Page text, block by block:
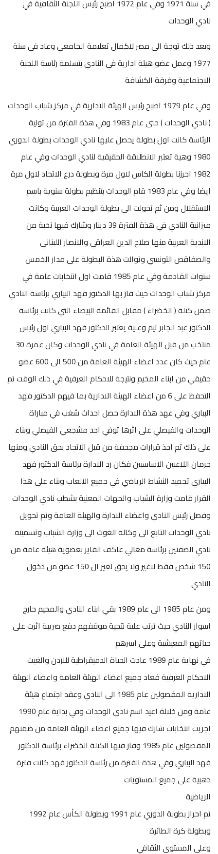
في سنة 1971 وفي عام 1972 اصبح رئيس اللجنة الثقافية في
نادي الوحدات
وبعد ذلك توجة الى مصر لاكمال تعليمة الجامعي وعاد في سنة
1977 وعمل عضو هيئة ادارية في النادي بتسلمة رئاسة اللجنة
الاجتماعية وفرقة الكشافة
وفي عام 1979 اصبح رئيس الهيئة الادارية في مركز شباب الوحدات
( نادي الوحدات ) حتى عام 1983 وفي هذة الفترة من تولية
الرئاسة كانت اول بطولة يحصل عليها نادي الوحدات بطولة الدوري
1980 وهية تعتبر الانطلاقة الحقيقية لنادي الوحدات وفي عام
1982 احرزنا بطولة الكاس لاول مرة وبطولة درع الاتحاد لاول مرة
ايضا وفي عام 1983 قام الوحدات بتنظيم بطولة سنوية باسم
الاستقلال ومن ثم تحولت الى بطولة الوحدات العربية وكانت
ميزانية النادي في هذة الفترة 39 دينار وشارك فيها نخبة من
الاندية العربية منها صلاح الدين العراقي والانصار اللبناني
والصفاقص التونسي وتوالت هذة البطولة على مدار الخمس
سنوات القادمة وفي عام 1985 قامت اول انتخابات عامة في
مركز شباب الوحدات حيث فاز بها الدكتور فهد البياري برئاسة النادي
ضمن كتلة ( الخضراء ) مقابل القائمة البيضاء التي كانت برئاسة
الدكتور عبد الجابر تيم وعلية يعتبر الدكتور فهد البياري اول رئيس
منتخب من قبل الهيئة العامة في نادي الوحدات وكان عمرة 30
عام حيث كان عدد اعضاء الهيئة العامة من 500 الى 600 عضو
حقيقي من ابناء المخيم ونتيجة للاحكام العرفية في ذلك الوقت تم
التحفظ على 6 من اعضاء الهيئة الادارية بما فيهم الدكتور فهد
البياري وفي عهد هذة الادارة حصل احداث شغب في مباراة
الوحدات والفيصلي على اثرها توفي احد مشجعي الفيصلي وبناء
على ذلك تم اخذ قرارات مجحفة من قبل الاتحاد بحق النادي ومنها
حرمان اللاعبين الاساسيين فكان رد الادارة برئاسة الدكتور فهد
البياري تجميد النشاط الرياضي في جميع الالعاب وبناء على هذا
القرار قامت وزارة الشباب والجهات المعنية بشطب نادي الوحدات
وفصل رئيس النادي واعضاء الادارة والهيئة العامة وتم تحويل
نادي الوحدات التابع الى وكالة الغوث الى وزارة الشباب وتسميته
نادي الضفتين برئاسة معالي عاكف الفايز بعضوية هيئة عامة من
150 شخص فقط لاغير ولا يحق لغير ال 150 عضو من دخول
النادي
ومن عام 1985 الى عام 1989 بقي ابناء النادي والمخيم خارج
اسوار النادي حيث ترتب علية نتجية موقفهم دفع ضريبة اثرت على
حياتهم المعيشية وعلى اسرهم
في نهاية عام 1989 عادت الحياة الدميقراطية للاردن والغيت
الاحكام العرفية فعاد جميع اعضاء الهيئة العامة واعضاء الهيئة
الادارية المفصولين عام 1985 الى النادي وعقد اجتماع هيئة
عامة ومن خلالة اعيد اسم نادي الوحدات وفي بداية عام 1990
اجريت انتخابات شارك فيها جميع اعضاء الهيئة العامة من ضمنهم
المفصولين عام 1985 وفاز فيها الكتلة الخضراء برئاسة الدكتور
فهد البياري وفي هذة الفترة من رئاسة الدكتور فهد كانت فترة
ذهبية على جميع المستويات
الرياضية
تم احراز بطولة الدوري عام 1991 وبطولة الكأس عام 1992
وبطولة كرة الطائرة
وعلى المستوى الثقافي